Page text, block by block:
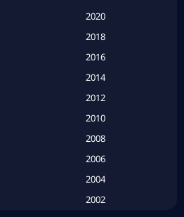
Story สร้างจากเรื่องจริง(2)
Story เรื่องจริง (20)
2020
2018
2016
2014
2012
2010
2008
2006
2004
2002